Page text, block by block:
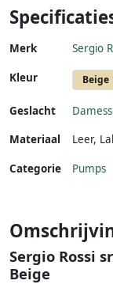
Merk Sergio
Kleur Beige
Geslacht
Materiaal
Leer,
Categorie Pumps
Sergio Rossi
Beige